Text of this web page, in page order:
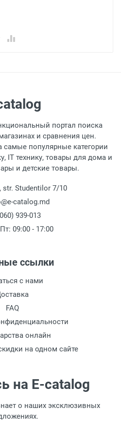
портал поиска
и сравнения цен.
популярные категории
IT технику, товары для дома и
и детские товары.
str. Studentilor 7/10
catalog.md
939-013
09:00 - 17:00
ссылки
с нами
FAQ
онлайн
на одном сайте
на E-catalog
о наших эксклюзивных